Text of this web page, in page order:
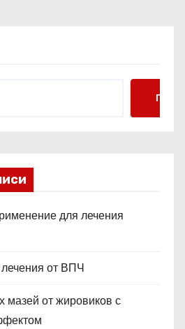
Поиск
для лечения
от ВПЧ
от жировиков с